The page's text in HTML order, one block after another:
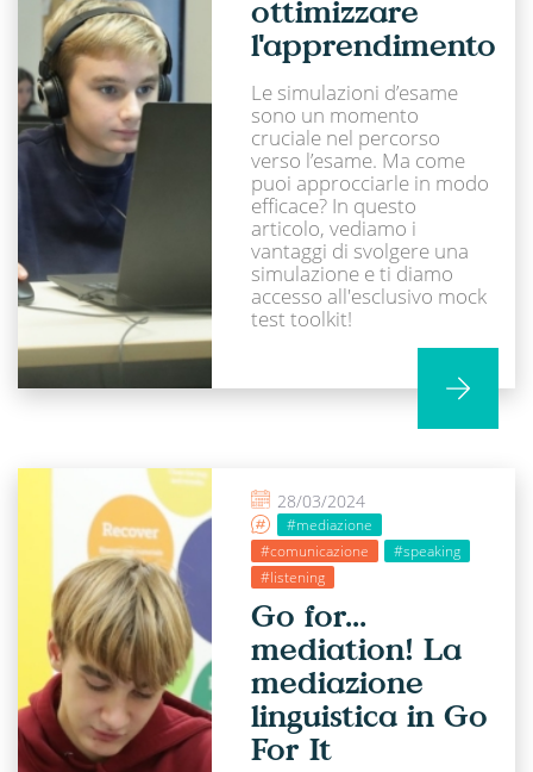
ottimizzare
l'apprendimento
Le simulazioni d’esame
sono un momento
cruciale nel percorso
verso l’esame. Ma come
puoi approcciarle in modo
efficace? In questo
articolo, vediamo i
vantaggi di svolgere una
simulazione e ti diamo
accesso all'esclusivo mock
test toolkit!
28/03/2024
#mediazione
#comunicazione
#speaking
#listening
Go for…
mediation! La
mediazione
linguistica in Go
For It